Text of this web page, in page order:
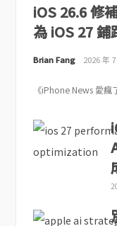
iOS 26.6 修
為 iOS 27 鋪
Brian Fang 2026 年
《iPhone News 愛瘋